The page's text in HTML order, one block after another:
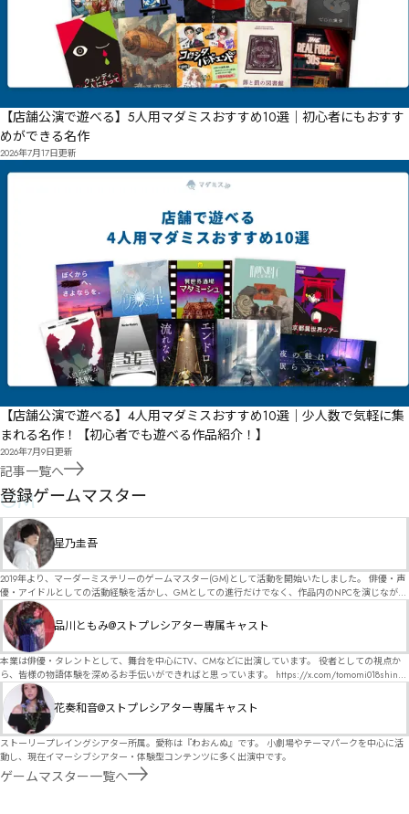
【店舗公演で遊べる】5人用マダミスおすすめ10選｜初心者にもおすす
めができる名作
2026年7月17日更新
【店舗公演で遊べる】4人用マダミスおすすめ10選｜少人数で気軽に集
まれる名作！【初心者でも遊べる作品紹介！】
2026年7月9日更新
記事一覧へ
GM
登録ゲームマスター
星乃圭吾
2019年より、マーダーミステリーのゲームマスター(GM)として活動を開始いたしました。 俳優・声
優・アイドルとしての活動経験を活かし、GMとしての進行だけでなく、作品内のNPCを演じなが
ら、お客様に物語の世界へ入り込んでいただくような演出・サービスを得意としています。 自分自
身でも作品制作を行っているので、作家さんが作品に込めた想いや意図を大切にしながら、その作
品の魅力をお客様に届けられるような公演を心がけています。 参加してくださる皆様がどんなエン
ディングを迎えるのか、どんな物語が生まれるのかを想像しながら、公演を進めていく時間が本当
に大好きです！ 対応可能作品は、オフライン（対面）作品のみとなります。 得意分野をひとつ挙げ
るなら恋愛もの（恋愛要素を含むシナリオ）ですが、ファンタジー、デスゲーム、青春ものなど、
ジャンルを問わず幅広く対応可能です！お任せください！ 《所属団体・店舗》 ★ Lanbelysma -ラン
ビリズマ- (代表・制作・GM) ★ ストーリープレイングシアター (GM) ★ フィネガンズ ウェイク
(GM)
品川ともみ@ストプレシアター専属キャスト
本業は俳優・タレントとして、舞台を中心にTV、CMなどに出演しています。 役者としての視点か
ら、皆様の物語体験を深めるお手伝いができればと思っています。 https://x.com/tomomi018shin?
s=11 活動内容はSNSにて投稿しています。 SPT所属。 ストーリープレイングシアター「星詠みの
標」にてGMデビュー。 ボードゲーム×体感型演劇 イマーシブカフェ「コアクト」(不定期開催)出
演中。
花奏和音@ストプレシアター専属キャスト
ストーリープレイングシアター所属。愛称は『わおんぬ』です。 小劇場やテーマパークを中心に活
動し、現在イマーシブシアター・体験型コンテンツに多く出演中です。
ゲームマスター一覧へ